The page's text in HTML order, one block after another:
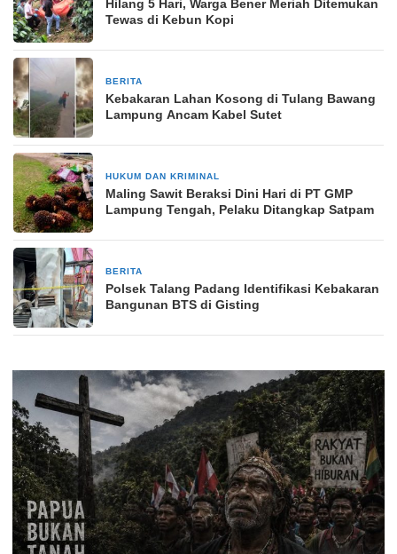
Hilang 5 Hari, Warga Bener Meriah Ditemukan
Tewas di Kebun Kopi
BERITA
Kebakaran Lahan Kosong di Tulang Bawang
Lampung Ancam Kabel Sutet
HUKUM DAN KRIMINAL
Maling Sawit Beraksi Dini Hari di PT GMP
Lampung Tengah, Pelaku Ditangkap Satpam
BERITA
Polsek Talang Padang Identifikasi Kebakaran
Bangunan BTS di Gisting